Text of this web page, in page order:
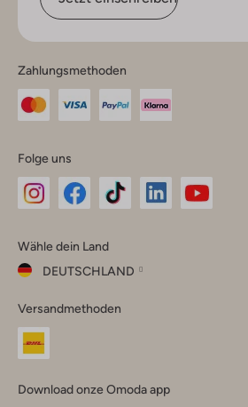
Zahlungsmethoden
Folge uns
Instagram
Facebook
TikTok
Wähle dein Land
DEUTSCHLAND
dein
Land
Versandmethoden
Download onze Omoda app